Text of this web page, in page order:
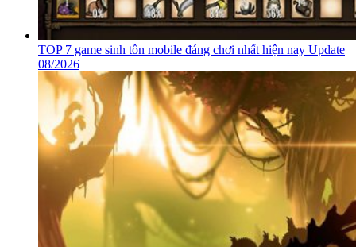
TOP 7 game sinh tồn mobile đáng chơi nhất hiện nay Update
08/2026